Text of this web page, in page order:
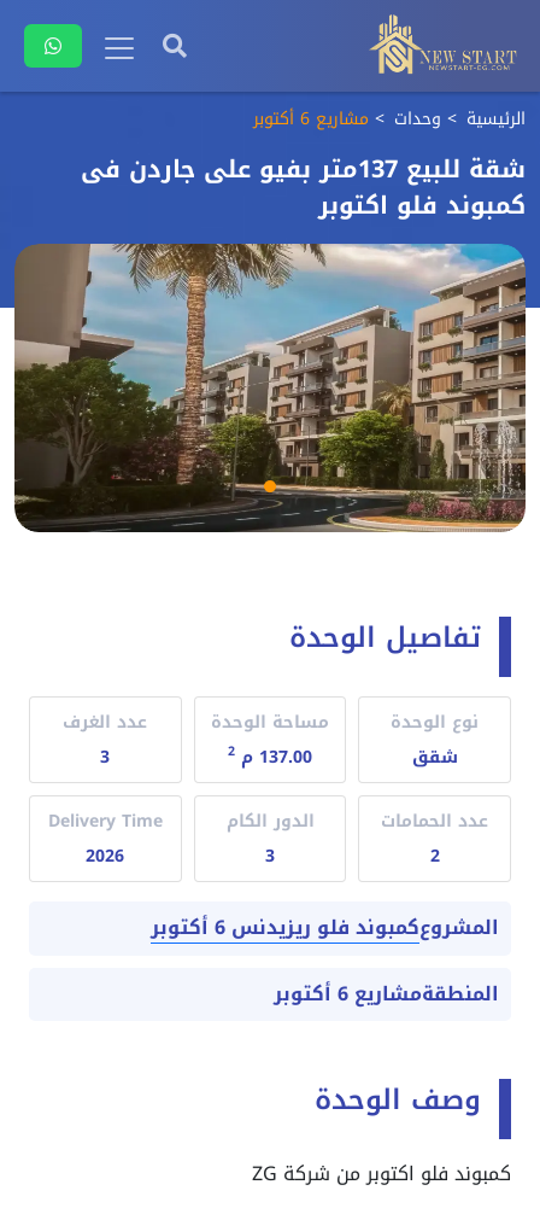
الرئيسية وحدات مشاريع 6 أكتوبر
شقة للبيع 137متر بفيو على جاردن فى
كمبوند فلو اكتوبر
تفاصيل الوحدة
نوع الوحدة
شقق
مساحة الوحدة
137.00 م
2
عدد الغرف
3
عدد الحمامات
2
الدور الكام
3
Delivery Time
2026
المشروعكمبوند فلو ريزيدنس 6 أكتوبر
المنطقةمشاريع 6 أكتوبر
وصف الوحدة
كمبوند فلو اكتوبر من شركة ZG